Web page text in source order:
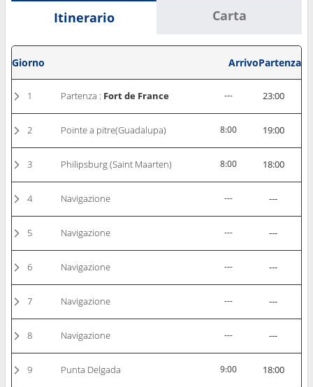
Itinerario Carta
Giorno ArrivoPartenza
1 Partenza : Fort de France --- 23:00
2 Pointe a pitre(Guadalupa) 8:00 19:00
3 Philipsburg (Saint Maarten) 8:00 18:00
4 Navigazione --- ---
5 Navigazione --- ---
6 Navigazione --- ---
7 Navigazione --- ---
8 Navigazione --- ---
9 Punta Delgada 9:00 18:00